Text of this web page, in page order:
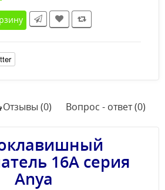
Отзывы (0) Вопрос - ответ (0)
16А серия
Anya